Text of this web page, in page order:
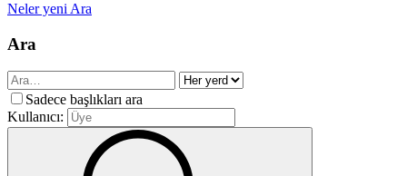
Neler yeni Ara
Ara
Sadece başlıkları ara
Kullanıcı: